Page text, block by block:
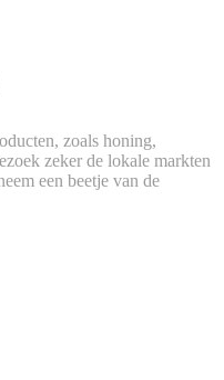
zoals honing,
zeker de lokale markten
een beetje van de